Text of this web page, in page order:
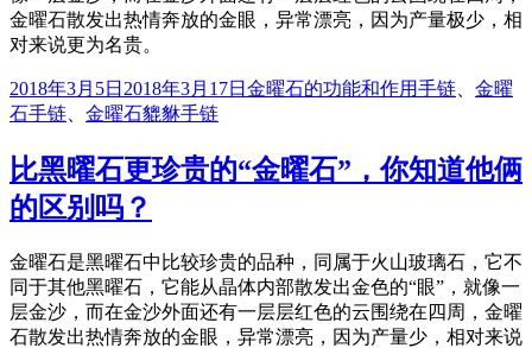
金曜石散发出热情奔放的金眼，异常漂亮，因为产量极少，相
对来说更为名贵。
发
布
2018年3月5日 2018年3月17日 分
金曜石的功能和作用标
手链
金曜
石手链
金曜石貔貅手链
比黑曜石更珍贵的“金曜石”，你知道他俩
的区别吗？
金曜石是黑曜石中比较珍贵的品种，同属于火山玻璃石，它不
同于其他黑曜石，它能从晶体内部散发出金色的“眼”，就像一
层金沙，而在金沙外面还有一层层红色的云围绕在四周，金曜
石散发出热情奔放的金眼，异常漂亮，因为产量少，相对来说